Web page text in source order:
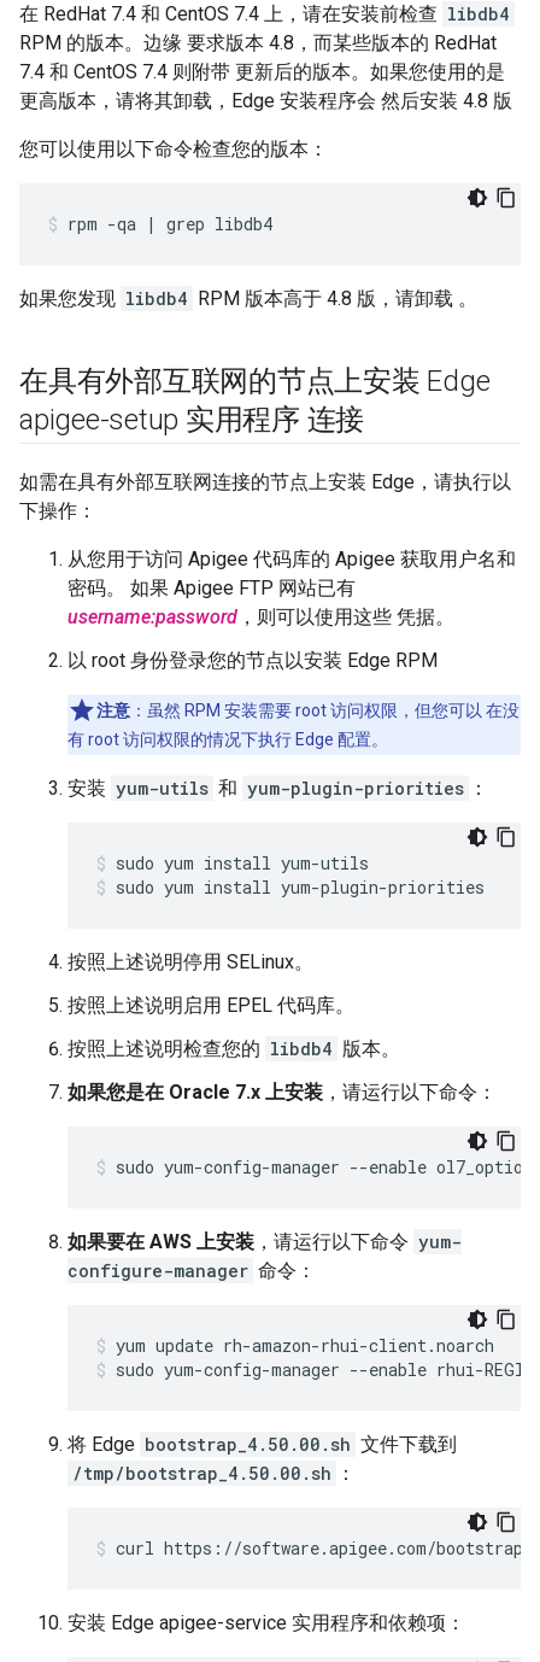
在 RedHat 7.4 和 CentOS 7.4 上，请在安装前检查 libdb4
RPM 的版本。边缘 要求版本 4.8，而某些版本的 RedHat
7.4 和 CentOS 7.4 则附带 更新后的版本。如果您使用的是
更高版本，请将其卸载，Edge 安装程序会 然后安装 4.8 版
您可以使用以下命令检查您的版本：
rpm -qa | grep libdb4
如果您发现 libdb4 RPM 版本高于 4.8 版，请卸载 。
在具有外部互联网的节点上安装 Edge
apigee-setup 实用程序 连接
如需在具有外部互联网连接的节点上安装 Edge，请执行以
下操作：
从您用于访问 Apigee 代码库的 Apigee 获取用户名和
密码。 如果 Apigee FTP 网站已有
username:password ，则可以使用这些 凭据。
以 root 身份登录您的节点以安装 Edge RPM
注意 ：虽然 RPM 安装需要 root 访问权限，但您可以 在没
有 root 访问权限的情况下执行 Edge 配置。
安装 yum-utils 和 yum-plugin-priorities ：
sudo yum install yum-plugin-priorities
按照上述说明停用 SELinux。
按照上述说明启用 EPEL 代码库。
按照上述说明检查您的 libdb4 版本。
如果您是在 Oracle 7.x 上安装 ，请运行以下命令：
sudo yum-config-manager --enable
如果要在 AWS 上安装 ，请运行以下命令 yum-
configure-manager 命令：
sudo yum-config-manager --enable rhui-
将 Edge bootstrap_4.50.00.sh 文件下载到
/tmp/bootstrap_4.50.00.sh
：
curl https://software.apigee.com/
安装 Edge apigee-service 实用程序和依赖项：